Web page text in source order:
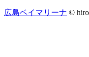
広島ベイマリーナ ©